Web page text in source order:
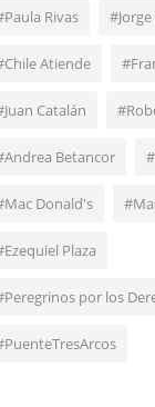
Rivas
Atiende
Catalán
Betancor
Donald's
Plaza
por los